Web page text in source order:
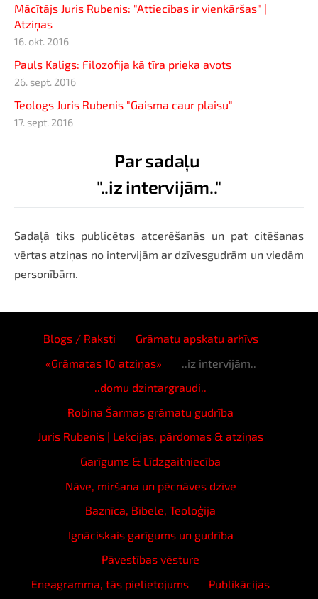
Mācītājs Juris Rubenis: "Attiecības ir vienkāršas" |
Atziņas
16. okt. 2016
Pauls Kaligs: Filozofija kā tīra prieka avots
26. sept. 2016
Teologs Juris Rubenis "Gaisma caur plaisu"
17. sept. 2016
Par sadaļu
"..iz intervijām.."
Sadaļā tiks publicētas atcerēšanās un pat citēšanas
vērtas atziņas no intervijām ar dzīvesgudrām un viedām
personībām.
Blogs / Raksti
Grāmatu apskatu arhīvs
«Grāmatas 10 atziņas»
..iz intervijām..
..domu dzintargraudi..
Robina Šarmas grāmatu gudrība
Juris Rubenis | Lekcijas, pārdomas & atziņas
Garīgums & Līdzgaitniecība
Nāve, miršana un pēcnāves dzīve
Baznīca, Bībele, Teoloģija
Ignāciskais garīgums un gudrība
Pāvestības vēsture
Eneagramma, tās pielietojums
Publikācijas